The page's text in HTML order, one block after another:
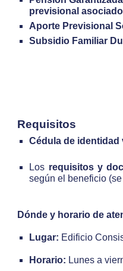
previsional
Aporte Previsional
Subsidio Familiar
Requisitos
Cédula de identidad
Los requisitos y
según el beneficio
Dónde y horario de
Lugar: Edificio
Horario: Lunes a